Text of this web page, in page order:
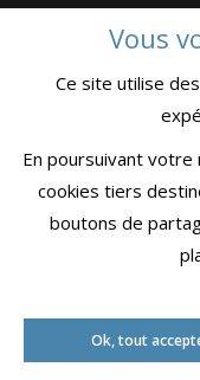
Créé
Vous
Ce site utilise
En poursuivant
cookies tiers
boutons de
Ok, tout